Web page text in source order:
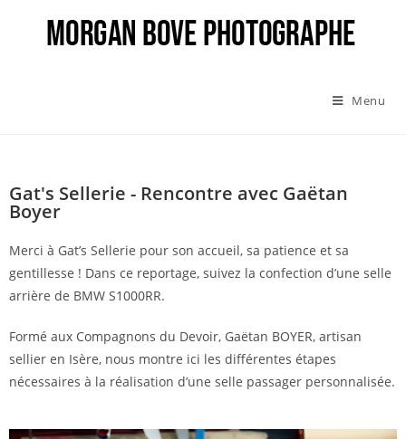
Menu
Gat's Sellerie - Rencontre avec Gaëtan
Boyer
Merci à Gat’s Sellerie pour son accueil, sa patience et sa
gentillesse ! Dans ce reportage, suivez la confection d’une selle
arrière de BMW S1000RR.
Formé aux Compagnons du Devoir, Gaëtan BOYER, artisan
sellier en Isère, nous montre ici les différentes étapes
nécessaires à la réalisation d’une selle passager personnalisée.